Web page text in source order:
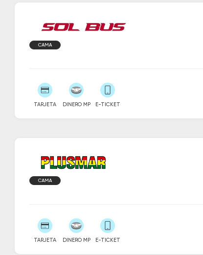
CAMA
TARJETA DINERO MP E-TICKET
CAMA
TARJETA DINERO MP E-TICKET